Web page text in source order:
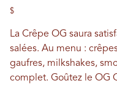
$
La Crêpe OG saura
salées. Au menu :
gaufres, milkshakes,
complet. Goûtez le OG